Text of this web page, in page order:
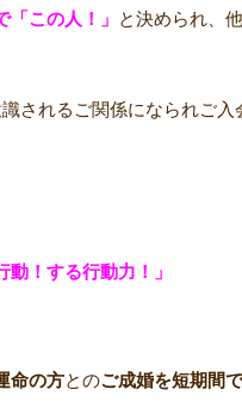
「この人！」 と決められ、
されるご関係になられご入
動！する行動力！」
命の方とのご成婚を短期間